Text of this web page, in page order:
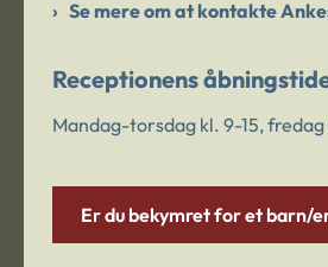
Se mere om at kontakte
Receptionens
Mandag-torsdag kl. 9-15, fredag
Er du bekymret for et barn/